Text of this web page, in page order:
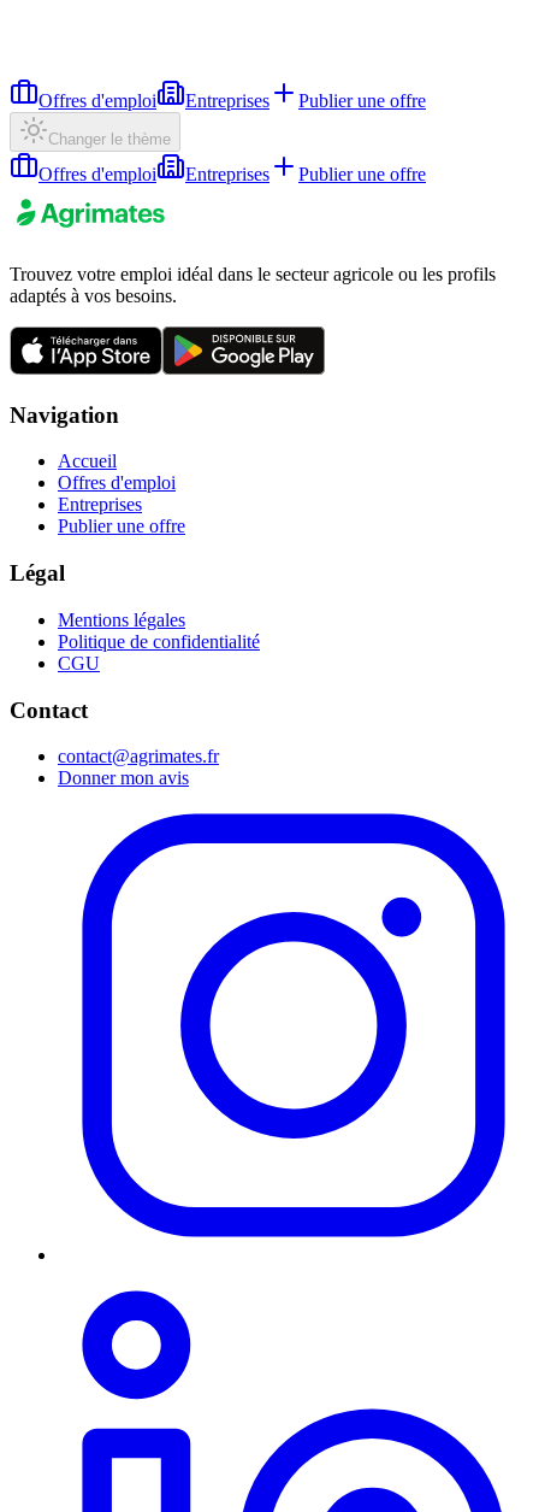
Offres d'emploi Entreprises Publier une offre
Changer le thème
Offres d'emploi Entreprises Publier une offre
Trouvez votre emploi idéal dans le secteur agricole ou les profils
adaptés à vos besoins.
Navigation
Accueil
Offres d'emploi
Entreprises
Publier une offre
Légal
Mentions légales
Politique de confidentialité
CGU
Contact
contact@agrimates.fr
Donner mon avis